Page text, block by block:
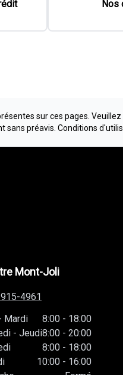
Nos
sur ces pages.
sans préavis. Conditions
Mont-Joli
4961
Mardi 8:00 - 18:00
- Jeudi8:00 - 20:00
8:00 - 18:00
10:00 - 16:00